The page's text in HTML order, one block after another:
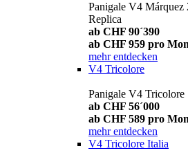
Panigale V4
Replica
ab CHF 90´390
ab CHF 959 pro
mehr entdecken
V4 Tricolore
Panigale V4 Tricolore
ab CHF 56´000
ab CHF 589 pro
mehr entdecken
V4 Tricolore Italia